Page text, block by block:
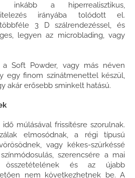
a hiperrealisztikus,
irányába tolódott el.
3 D szálrendezéssel, és
legyen az microblading, vagy
Soft Powder, vagy más néven
egy finom színátmenettel készül,
akár erősebb sminkelt hatású.
múlásával frissítésre szorulnak.
elmosódnak, a régi típusú
vagy kékes-szürkéssé
szerencsére a mai
összetételének és az újabb
nem következhetnek be. A